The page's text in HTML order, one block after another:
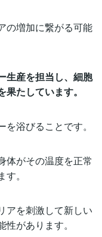
の増加に繋がる可能
生産を担当し、細胞
たしています。
浴びることです。
体がその温度を正常
。
アを刺激して新しい
があります。